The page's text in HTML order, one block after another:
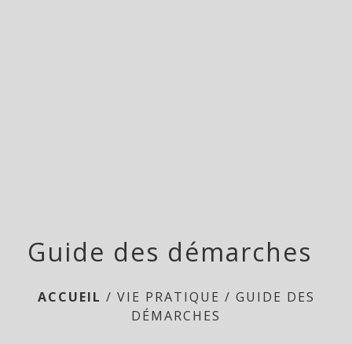
Guide des démarches
ACCUEIL / VIE PRATIQUE / GUIDE DES
DÉMARCHES